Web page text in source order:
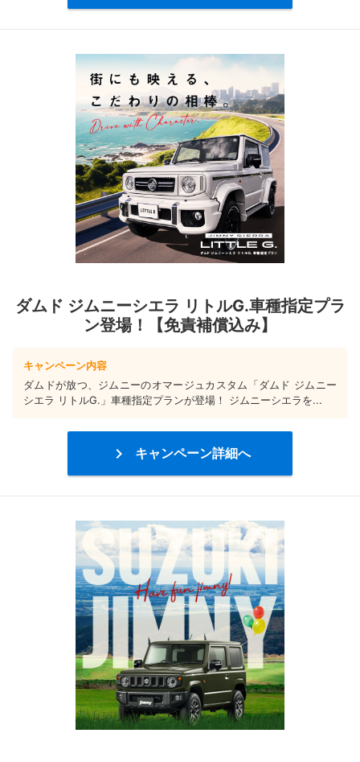
ダムド ジムニーシエラ リトルG.車種指定プラ
ン登場！【免責補償込み】
キャンペーン内容
ダムドが放つ、ジムニーのオマージュカスタム「ダムド ジムニー
シエラ リトルG.」車種指定プランが登場！ ジムニーシエラを...
 キャンペーン詳細へ